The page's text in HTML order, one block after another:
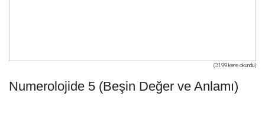
(3199 kere okundu)
Numerolojide 5 (Beşin Değer ve Anlamı)